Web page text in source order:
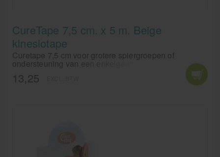
CureTape 7,5 cm. x 5 m. Beige
kinesiotape
Curetape 7,5 cm voor grotere spiergroepen of
ondersteuning van een enkelgewricht. CureTape van
Fysiotape is een elastische tape, die waterresistant is.
13,25